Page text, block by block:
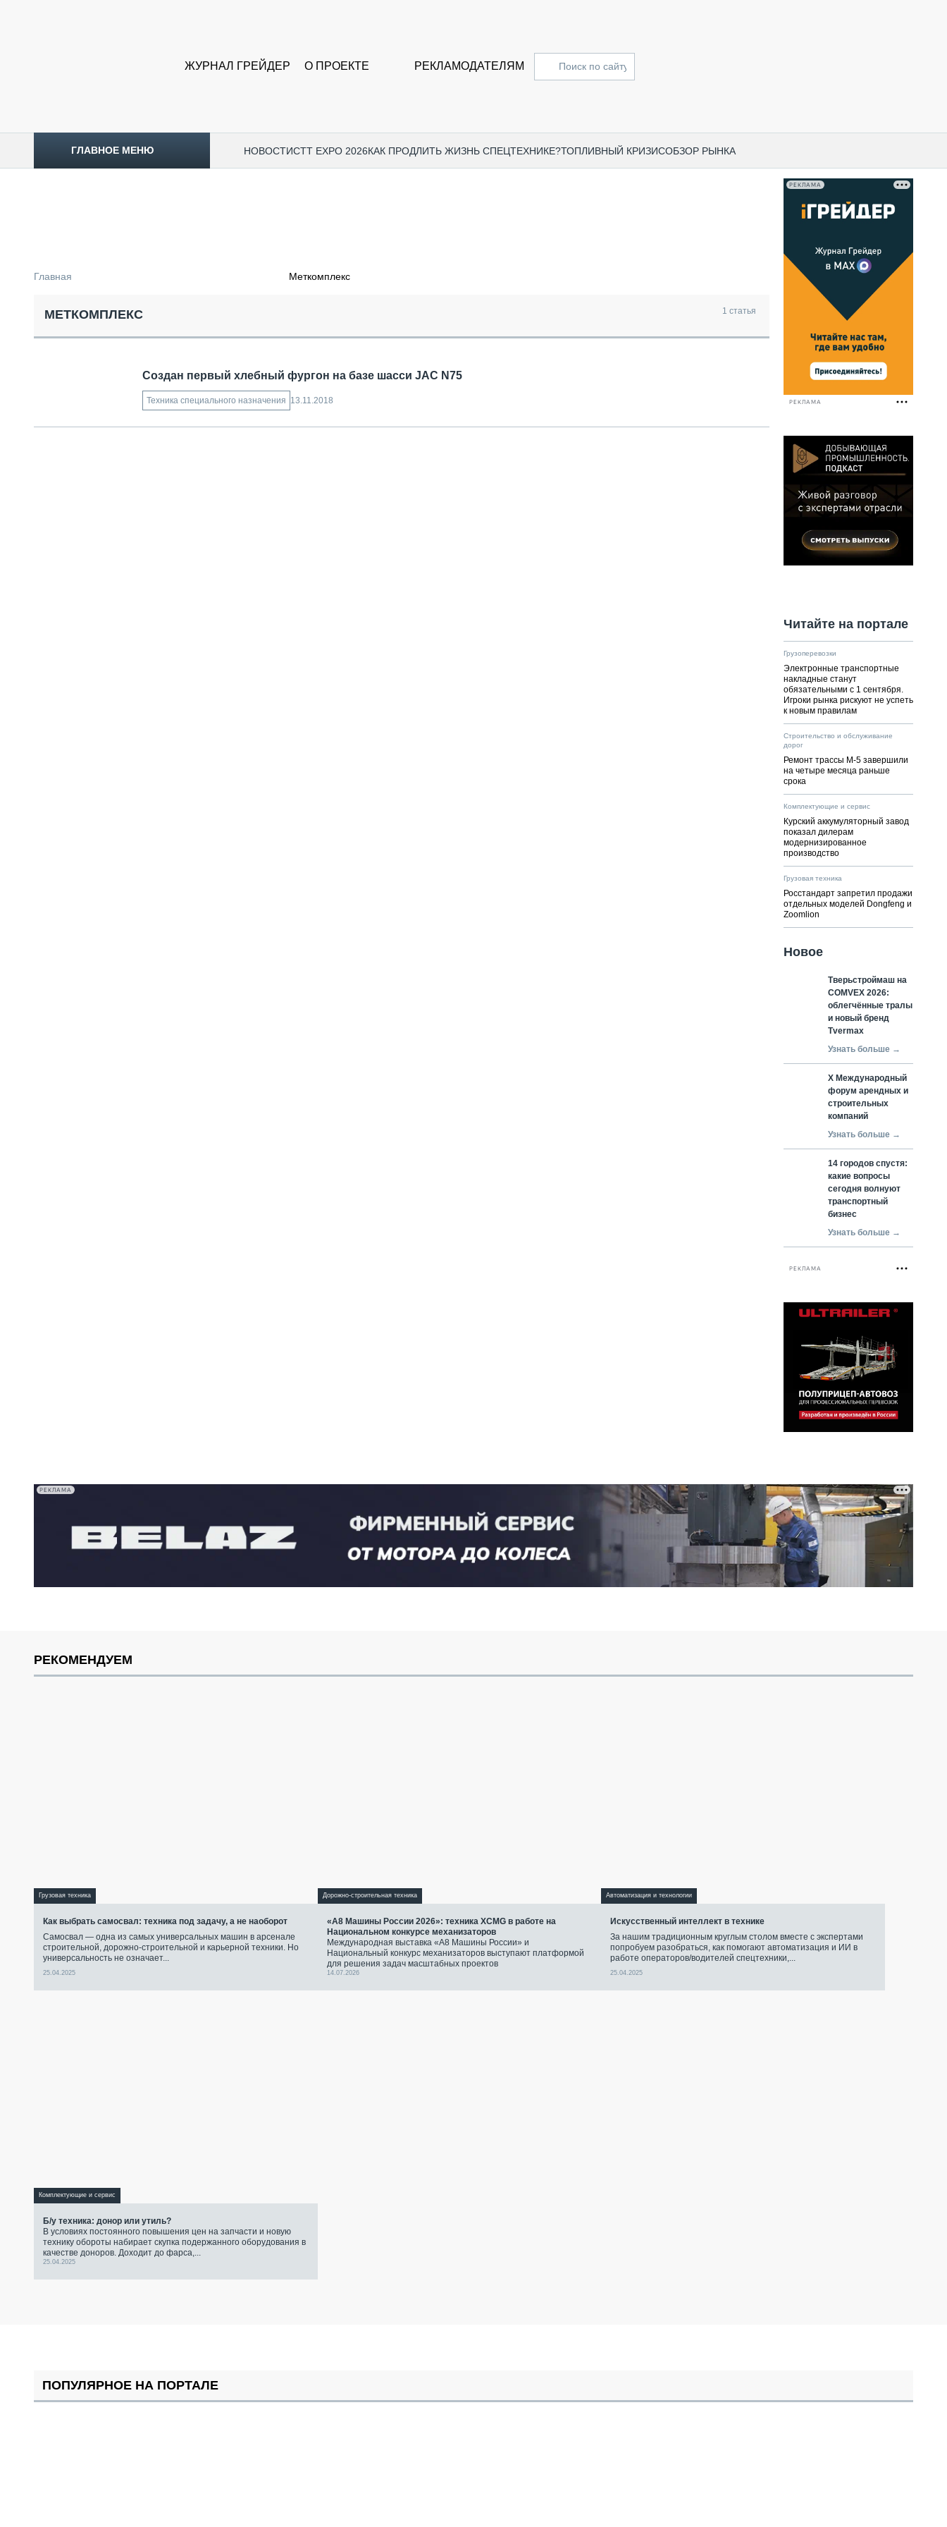
ЖУРНАЛ ГРЕЙДЕР О ПРОЕКТЕ РЕКЛАМОДАТЕЛЯМ
ГЛАВНОЕ МЕНЮ НОВОСТИCTT EXPO 2026КАК ПРОДЛИТЬ ЖИЗНЬ СПЕЦТЕХНИКЕ?ТОПЛИВНЫЙ КРИЗИСОБЗОР РЫНКА
СПЕЦТЕХНИКА И ТРАНСПОРТ
ГРУЗОПЕРЕВОЗКИ
ТЕХНИКА КРУПНЫМ ПЛАНОМ
ИСПЫТАТЕЛИ
ТЕХНОЛОГИИ
КОМТРАНС 2021
БЛИЖАЙШИЕ МЕРОПРИЯТИЯ
ПАССАЖИРСКИЙ ТРАНСПОРТ
Главная Меткомплекс
МЕТКОМПЛЕКС 1 статья
Создан первый хлебный фургон на базе шасси JAC N75
Техника специального назначения 13.11.2018
РЕКЛАМА
РЕКЛАМА
Читайте на портале
Грузоперевозки
Электронные транспортные
накладные станут
обязательными с 1 сентября.
Игроки рынка рискуют не успеть
к новым правилам
Строительство и обслуживание
дорог
Ремонт трассы М-5 завершили
на четыре месяца раньше
срока
Комплектующие и сервис
Курский аккумуляторный завод
показал дилерам
модернизированное
производство
Грузовая техника
Росстандарт запретил продажи
отдельных моделей Dongfeng и
Zoomlion
Новое
Тверьстроймаш на
COMVEX 2026:
облегчённые тралы
и новый бренд
Tvermax
Узнать больше →
X Международный
форум арендных и
строительных
компаний
Узнать больше →
14 городов спустя:
какие вопросы
сегодня волнуют
транспортный
бизнес
Узнать больше →
РЕКЛАМА
РЕКЛАМА
РЕКОМЕНДУЕМ
Грузовая техника
Как выбрать самосвал: техника под задачу, а не наоборот
Самосвал — одна из самых универсальных машин в арсенале
строительной, дорожно-строительной и карьерной техники. Но
универсальность не означает...
25.04.2025
Дорожно-строительная техника
«А8 Машины России 2026»: техника XCMG в работе на
Национальном конкурсе механизаторов
Международная выставка «А8 Машины России» и
Национальный конкурс механизаторов выступают платформой
для решения задач масштабных проектов
14.07.2026
Автоматизация и технологии
Искусственный интеллект в технике
За нашим традиционным круглым столом вместе с экспертами
попробуем разобраться, как помогают автоматизация и ИИ в
работе операторов/водителей спецтехники,...
25.04.2025
Комплектующие и сервис
Б/у техника: донор или утиль?
В условиях постоянного повышения цен на запчасти и новую
технику обороты набирает скупка подержанного оборудования в
качестве доноров. Доходит до фарса,...
25.04.2025
ПОПУЛЯРНОЕ НА ПОРТАЛЕ